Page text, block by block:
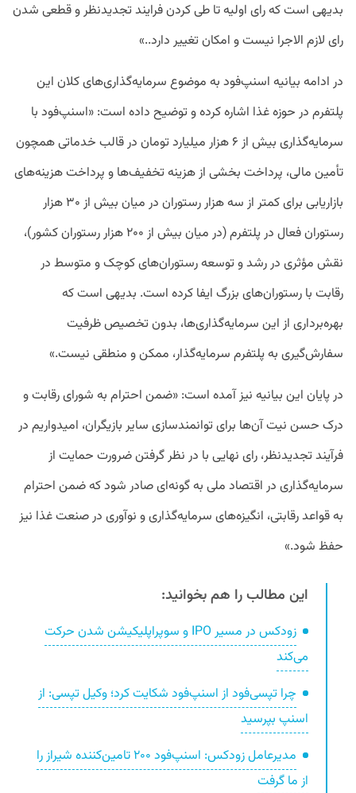
بدیهی است که رای اولیه تا طی کردن فرایند تجدیدنظر و قطعی شدن
رای لازم الاجرا نیست و‌ امکان تغییر دارد..»
در ادامه بیانیه اسنپ‌فود به موضوع سرمایه‌گذاری‌های کلان این
پلتفرم در حوزه غذا اشاره کرده و توضیح داده است: «اسنپ‌فود با
سرمایه‌گذاری بیش از ۶ هزار میلیارد تومان در قالب خدماتی همچون
تأمین مالی، پرداخت بخشی از هزینه تخفیف‌ها و پرداخت هزینه‌های
بازاریابی برای کمتر از سه هزار رستوران در میان بیش از ۳۰ هزار
رستوران فعال در پلتفرم (در میان بیش از ۲۰۰ هزار رستوران کشور)،
نقش مؤثری در رشد و توسعه رستوران‌های کوچک و متوسط در
رقابت با رستوران‌های بزرگ ایفا کرده است. بدیهی است که
بهره‌برداری از این سرمایه‌گذاری‌ها، بدون تخصیص ظرفیت
سفارش‌گیری به پلتفرم سرمایه‌گذار، ممکن و منطقی نیست.»
در پایان این بیانیه نیز آمده است: «ضمن احترام به شورای رقابت و
درک حسن نیت آن‌ها برای توانمندسازی سایر بازیگران، امیدواریم در
فرآیند تجدیدنظر، رای نهایی با در نظر گرفتن ضرورت حمایت از
سرمایه‌گذاری در اقتصاد ملی به گونه‌ای صادر شود که ضمن احترام
به قواعد رقابتی، انگیزه‌های سرمایه‌گذاری و نوآوری در صنعت غذا نیز
حفظ شود.»
این مطالب را هم بخوانید:
زودکس در مسیر IPO و سوپراپلیکیشن شدن حرکت
می‌کند
چرا تپسی‌فود از اسنپ‌فود شکایت کرد؛ وکیل تپسی: از
اسنپ بپرسید
مدیرعامل زودکس: اسنپ‌فود ۲۰۰ تامین‌کننده شیراز را
از ما گرفت